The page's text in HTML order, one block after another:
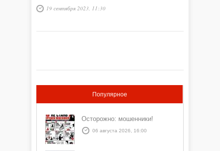
19 сентября 2023, 11:30
Популярное
Осторожно: мошенники!
06 августа 2026, 16:00